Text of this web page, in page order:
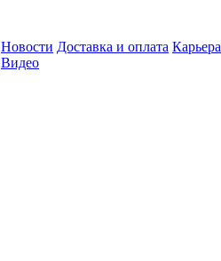
Новости
Видео
Доставка и оплата Карьера